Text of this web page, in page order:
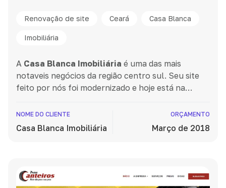
Renovação de site Ceará Casa Blanca
Imobiliária
A Casa Blanca Imobiliária é uma das mais
notaveis negócios da região centro sul. Seu site
feito por nós foi modernizado e hoje está na
imobiliários, incluindo locação, compra, venda e
consultoria.
NOME DO CLIENTE
Casa Blanca Imobiliária
ORÇAMENTO
Março de 2018